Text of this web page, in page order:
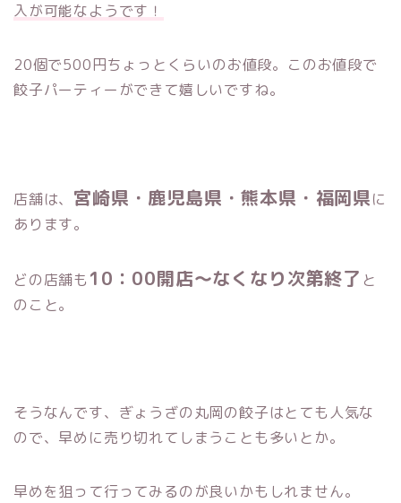
入が可能なようです！
20個で500円ちょっとくらいのお値段。このお値段で
餃子パーティーができて嬉しいですね。
店舗は、 宮崎県・鹿児島県・熊本県・福岡県に
あります。
どの店舗も 10：00開店～なくなり次第終了 と
のこと。
そうなんです、ぎょうざの丸岡の餃子はとても人気な
ので、早めに売り切れてしまうことも多いとか。
早めを狙って行ってみるのが良いかもしれません。